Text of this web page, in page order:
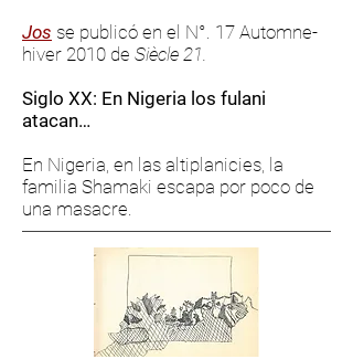
Jos se publicó en el N°. 17 Automne-
hiver 2010 de Siècle 21.
Siglo XX: En Nigeria los fulani
atacan…
En Nigeria, en las altiplanicies, la
familia Shamaki escapa por poco de
una masacre.